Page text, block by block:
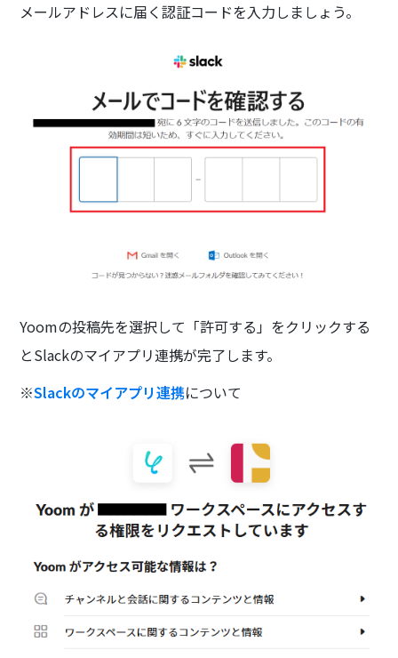
メールアドレスに届く認証コードを入力しましょう。
Yoomの投稿先を選択して「許可する」をクリックする
とSlackのマイアプリ連携が完了します。
※Slackのマイアプリ連携について